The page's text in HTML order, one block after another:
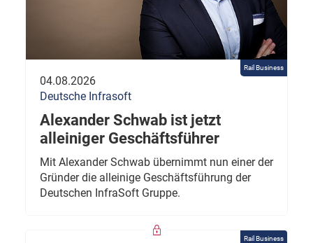
Rail Business
04.08.2026
Deutsche Infrasoft
Alexander Schwab ist jetzt
alleiniger Geschäftsführer
Mit Alexander Schwab übernimmt nun einer der
Gründer die alleinige Geschäftsführung der
Deutschen InfraSoft Gruppe.
Rail Business